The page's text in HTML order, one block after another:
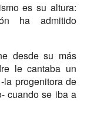
es su altura:
ha admitido
desde su más
le cantaba un
la progenitora de
cuando se iba a